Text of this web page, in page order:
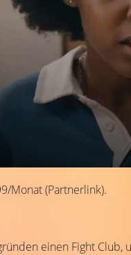
Monat (Partnerlink).
einen Fight